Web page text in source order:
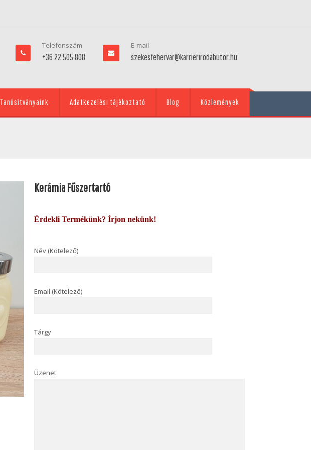
Telefonszám
+36 22 505 808
E-mail
szekesfehervar@karrierirodabutor.hu
Tanúsítványaink Adatkezelési tájékoztató Blog Közlemények
Kerámia Fűszertartó
Érdekli Termékünk? Írjon nekünk!
Név (Kötelező)
Email (Kötelező)
Tárgy
Üzenet